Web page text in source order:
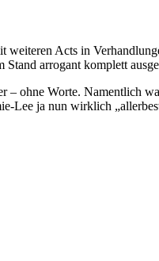
Acts in
Stand arrogant komplett
ohne Worte. Namentlich
Lee ja nun wirklich